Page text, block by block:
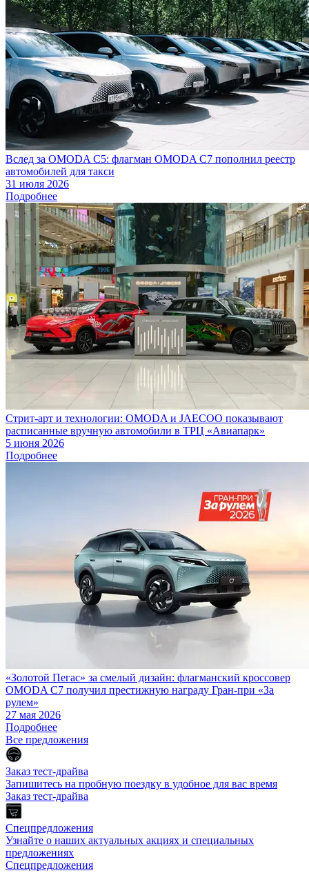
Вслед за OMODA C5: флагман OMODA C7 пополнил реестр
автомобилей для такси
31 июля 2026
Подробнее
Стрит-арт и технологии: OMODA и JAECOO показывают
расписанные вручную автомобили в ТРЦ «Авиапарк»
5 июня 2026
Подробнее
«Золотой Пегас» за смелый дизайн: флагманский кроссовер
OMODA C7 получил престижную награду Гран-при «За
рулем»
27 мая 2026
Подробнее
Все предложения
Заказ тест-драйва
Запишитесь на пробную поездку в удобное для вас время
Заказ тест-драйва
Спецпредложения
Узнайте о наших актуальных акциях и специальных
предложениях
Спецпредложения